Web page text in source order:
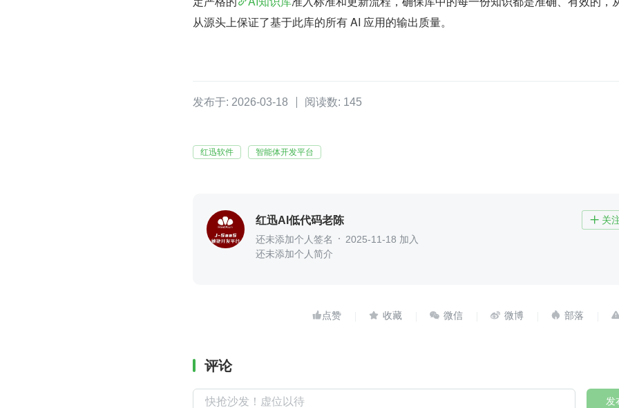
从源头上保证了基于此库的所有 AI 应用的输出质量。
发布于: 2026-03-18 阅读数: 145
红迅软件 智能体开发平台
红迅AI低代码老陈  关
还未添加个人签名
2025-11-18 加入
还未添加个人简介
    
评论
发